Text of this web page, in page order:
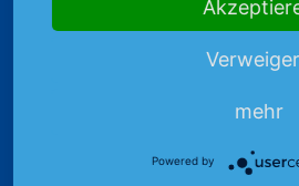
mehr
Powered by